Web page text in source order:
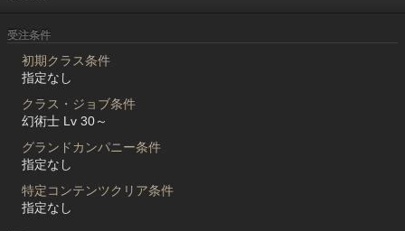
受注条件
初期クラス条件
指定なし
クラス・ジョブ条件
幻術士 Lv 30～
グランドカンパニー条件
指定なし
特定コンテンツクリア条件
指定なし